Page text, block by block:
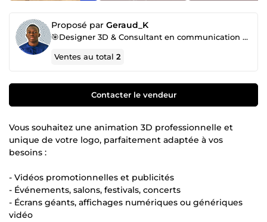
Proposé par Geraud_K
🎯Designer 3D & Consultant en communication visuelle
Ventes au total2
Contacter le vendeur
Vous souhaitez une animation 3D professionnelle et
unique de votre logo, parfaitement adaptée à vos
besoins :
- Vidéos promotionnelles et publicités
- Événements, salons, festivals, concerts
- Écrans géants, affichages numériques ou génériques
vidéo